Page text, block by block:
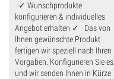
Findlinge
Gartenmöbel
Gartenplatten
✓ Wunschprodukte
konfigurieren & individuelles
Angebot erhalten ✓ Das von
Ihnen gewünschte Produkt
fertigen wir speziell nach Ihren
Vorgaben. Konfigurieren Sie es
und wir senden Ihnen in Kürze